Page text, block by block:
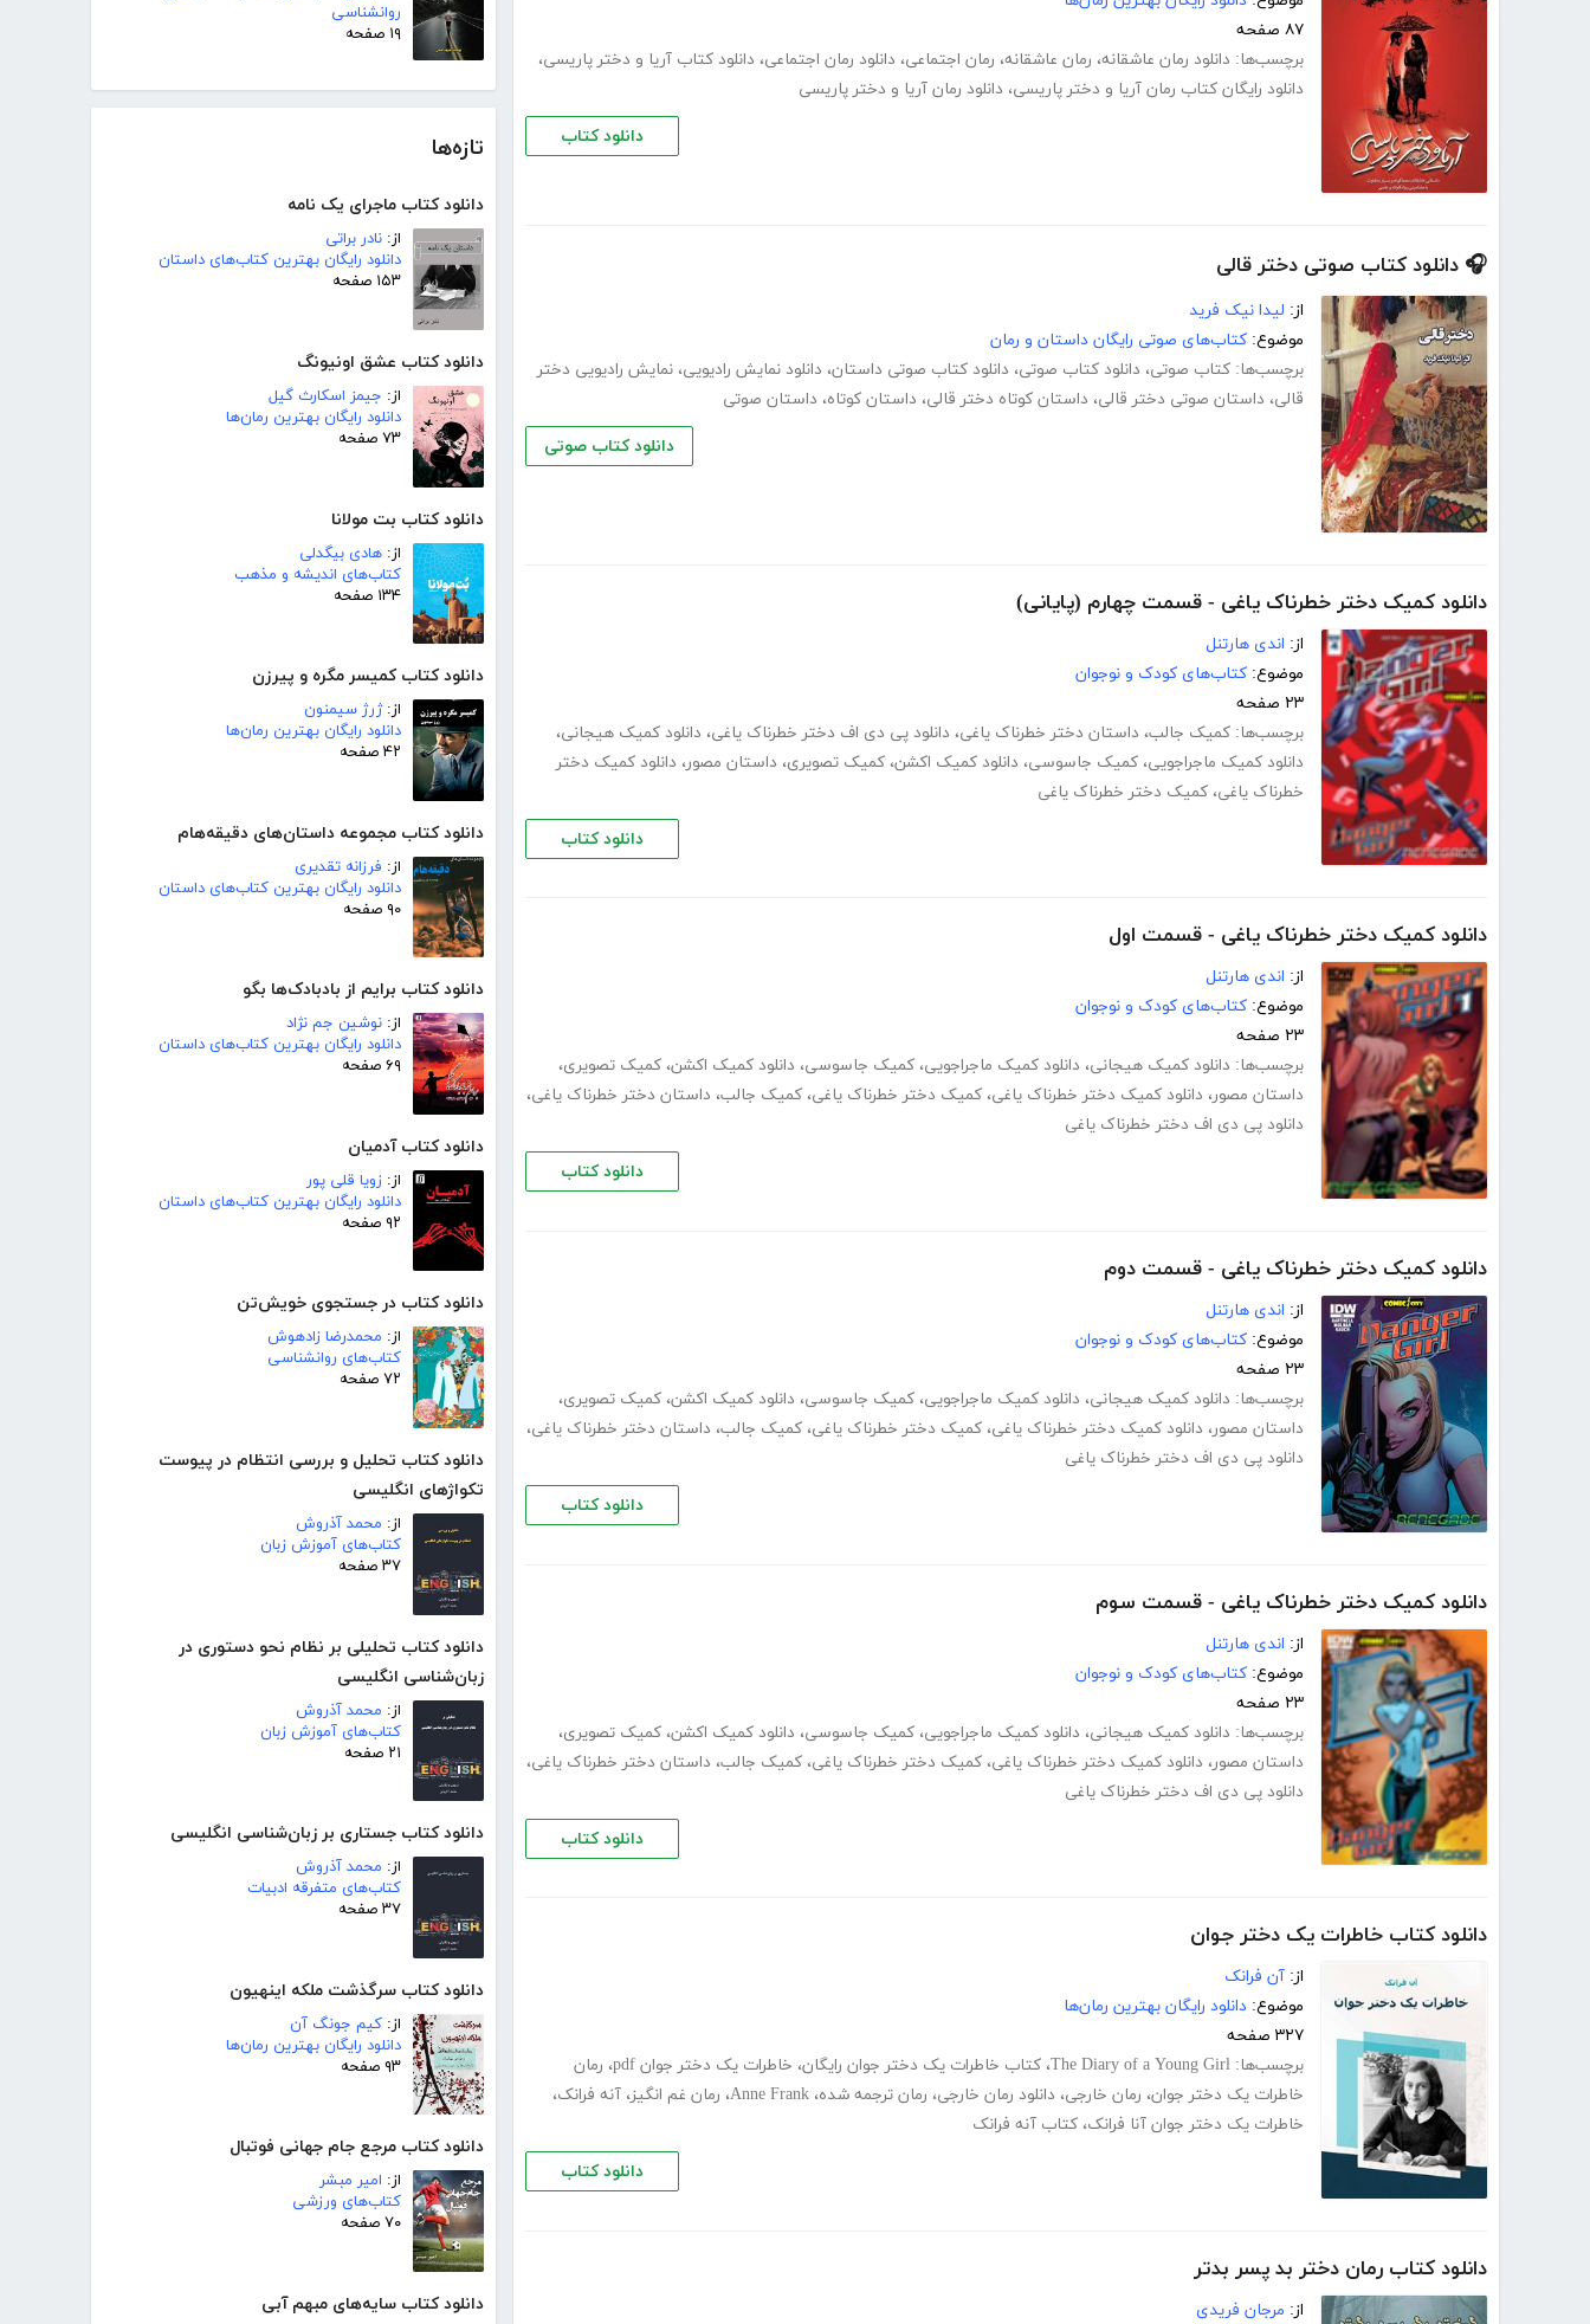
روانشناسی
۱۹ صفحه
تازه‌ها
دانلود کتاب ماجرای یک نامه
از: نادر براتی
دانلود رایگان بهترین کتاب‌های داستان
۱۵۳ صفحه
دانلود کتاب عشق اونیونگ
از: جیمز اسکارث گیل
دانلود رایگان بهترین رمان‌ها
۷۳ صفحه
دانلود کتاب بت مولانا
از: هادی بیگدلی
کتاب‌های اندیشه و مذهب
۱۳۴ صفحه
دانلود کتاب کمیسر مگره و پیرزن
از:ژرژ سیمنون
دانلود رایگان بهترین رمان‌ها
۴۲ صفحه
دانلود کتاب مجموعه داستان‌های دقیقه‌هام
از: فرزانه تقدیری
دانلود رایگان بهترین کتاب‌های داستان
۹۰ صفحه
دانلود کتاب برایم از بادبادک‌ها بگو
از: نوشین جم نژاد
دانلود رایگان بهترین کتاب‌های داستان
۶۹ صفحه
دانلود کتاب آدمیان
از: زویا قلی پور
دانلود رایگان بهترین کتاب‌های داستان
۹۲ صفحه
دانلود کتاب در جستجوی خویش‌تن
از: محمدرضا زادهوش
کتاب‌های روانشناسی
۷۲ صفحه
دانلود کتاب تحلیل و بررسی انتظام در پیوست
تکواژهای انگلیسی
از: محمد آذروش
کتاب‌های آموزش زبان
۳۷ صفحه
دانلود کتاب تحلیلی بر نظام نحو دستوری در
زبان‌شناسی انگلیسی
از: محمد آذروش
کتاب‌های آموزش زبان
۲۱ صفحه
دانلود کتاب جستاری بر زبان‌شناسی انگلیسی
از: محمد آذروش
کتاب‌های متفرقه ادبیات
۳۷ صفحه
دانلود کتاب سرگذشت ملکه اینهیون
از: کیم جونگ آن
دانلود رایگان بهترین رمان‌ها
۹۳ صفحه
دانلود کتاب مرجع جام جهانی فوتبال
از: امیر مبشر
کتاب‌های ورزشی
۷۰ صفحه
دانلود کتاب سایه‌های مبهم آبی
۸۷ صفحه
برچسب‌ها: دانلود رمان عاشقانه، رمان عاشقانه، رمان اجتماعی، دانلود رمان اجتماعی، دانلود کتاب آریا و دختر پاریسی،
دانلود رایگان کتاب رمان آریا و دختر پاریسی، دانلود رمان آریا و دختر پاریسی
دانلود کتاب
🎧 دانلود کتاب صوتی دختر قالی
از: لیدا نیک فرید
موضوع: کتاب‌های صوتی رایگان داستان و رمان
برچسب‌ها: کتاب صوتی، دانلود کتاب صوتی، دانلود کتاب صوتی داستان، دانلود نمایش رادیویی، نمایش رادیویی دختر
قالی، داستان صوتی دختر قالی، داستان کوتاه دختر قالی، داستان کوتاه، داستان صوتی
دانلود کتاب صوتی
دانلود کمیک دختر خطرناک یاغی - قسمت چهارم (پایانی)
از: اندی هارتنل
موضوع: کتاب‌های کودک و نوجوان
۲۳ صفحه
برچسب‌ها: کمیک جالب، داستان دختر خطرناک یاغی، دانلود پی دی اف دختر خطرناک یاغی، دانلود کمیک هیجانی،
دانلود کمیک ماجراجویی، کمیک جاسوسی، دانلود کمیک اکشن، کمیک تصویری، داستان مصور، دانلود کمیک دختر
خطرناک یاغی، کمیک دختر خطرناک یاغی
دانلود کتاب
دانلود کمیک دختر خطرناک یاغی - قسمت اول
از: اندی هارتنل
موضوع: کتاب‌های کودک و نوجوان
۲۳ صفحه
برچسب‌ها: دانلود کمیک هیجانی، دانلود کمیک ماجراجویی، کمیک جاسوسی، دانلود کمیک اکشن، کمیک تصویری،
داستان مصور، دانلود کمیک دختر خطرناک یاغی، کمیک دختر خطرناک یاغی، کمیک جالب، داستان دختر خطرناک یاغی،
دانلود پی دی اف دختر خطرناک یاغی
دانلود کتاب
دانلود کمیک دختر خطرناک یاغی - قسمت دوم
از: اندی هارتنل
موضوع: کتاب‌های کودک و نوجوان
۲۳ صفحه
برچسب‌ها: دانلود کمیک هیجانی، دانلود کمیک ماجراجویی، کمیک جاسوسی، دانلود کمیک اکشن، کمیک تصویری،
داستان مصور، دانلود کمیک دختر خطرناک یاغی، کمیک دختر خطرناک یاغی، کمیک جالب، داستان دختر خطرناک یاغی،
دانلود پی دی اف دختر خطرناک یاغی
دانلود کتاب
دانلود کمیک دختر خطرناک یاغی - قسمت سوم
از: اندی هارتنل
موضوع: کتاب‌های کودک و نوجوان
۲۳ صفحه
برچسب‌ها: دانلود کمیک هیجانی، دانلود کمیک ماجراجویی، کمیک جاسوسی، دانلود کمیک اکشن، کمیک تصویری،
داستان مصور، دانلود کمیک دختر خطرناک یاغی، کمیک دختر خطرناک یاغی، کمیک جالب، داستان دختر خطرناک یاغی،
دانلود پی دی اف دختر خطرناک یاغی
دانلود کتاب
دانلود کتاب خاطرات یک دختر جوان
از: آن فرانک
موضوع: دانلود رایگان بهترین رمان‌ها
۳۲۷ صفحه
برچسب‌ها: The Diary of a Young Girl، کتاب خاطرات یک دختر جوان رایگان، خاطرات یک دختر جوان pdf ، رمان
خاطرات یک دختر جوان، رمان خارجی، دانلود رمان خارجی، رمان ترجمه شده، Anne Frank، رمان غم انگیز، آنه فرانک،
خاطرات یک دختر جوان آنا فرانک، کتاب آنه فرانک
دانلود کتاب
دانلود کتاب رمان دختر بد پسر بدتر
از: مرجان فریدی